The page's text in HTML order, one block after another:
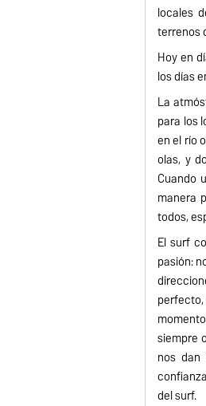
locales
terrenos
Hoy en
los días
La
para los
en el río
olas, y
Cuando
manera
todos,
El surf
pasión:
siempre
nos dan
del surf.